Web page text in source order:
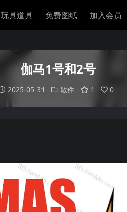
玩具道具 免费图纸 加入会员
伽马1号和2号
2025-05-31 散件 1 0